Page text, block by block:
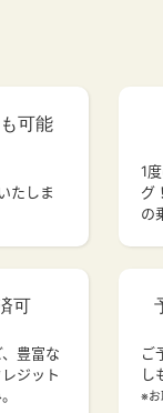
可能
たしま
可
豊富な
ジット
1
グ
の
ご
し
※お